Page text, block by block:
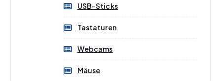
USB-Sticks
Tastaturen
Webcams
Mäuse